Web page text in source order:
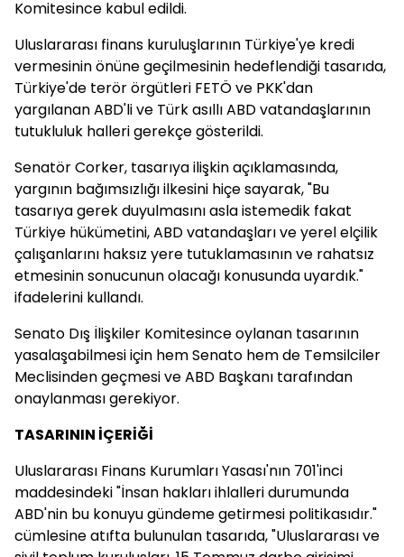
Komitesince kabul edildi.
Uluslararası finans kuruluşlarının Türkiye'ye kredi
vermesinin önüne geçilmesinin hedeflendiği tasarıda,
Türkiye'de terör örgütleri FETÖ ve PKK'dan
yargılanan ABD'li ve Türk asıllı ABD vatandaşlarının
tutukluluk halleri gerekçe gösterildi.
Senatör Corker, tasarıya ilişkin açıklamasında,
yargının bağımsızlığı ilkesini hiçe sayarak, "Bu
tasarıya gerek duyulmasını asla istemedik fakat
Türkiye hükümetini, ABD vatandaşları ve yerel elçilik
çalışanlarını haksız yere tutuklamasının ve rahatsız
etmesinin sonucunun olacağı konusunda uyardık."
ifadelerini kullandı.
Senato Dış İlişkiler Komitesince oylanan tasarının
yasalaşabilmesi için hem Senato hem de Temsilciler
Meclisinden geçmesi ve ABD Başkanı tarafından
onaylanması gerekiyor.
TASARININ İÇERİĞİ
Uluslararası Finans Kurumları Yasası'nın 701'inci
maddesindeki "İnsan hakları ihlalleri durumunda
ABD'nin bu konuyu gündeme getirmesi politikasıdır."
cümlesine atıfta bulunulan tasarıda, "Uluslararası ve